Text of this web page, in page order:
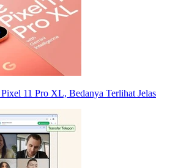
11 Pro XL, Bedanya Terlihat Jelas